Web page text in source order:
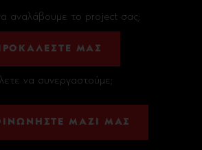
αναλάβουμε το project σας;
ΜΑΣ
να συνεργαστούμε;
ΜΑΖΙ ΜΑΣ